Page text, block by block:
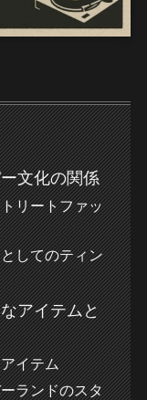
文化の関係
リートファッ
してのティン
アイテムと
イテム
ランドのスタ